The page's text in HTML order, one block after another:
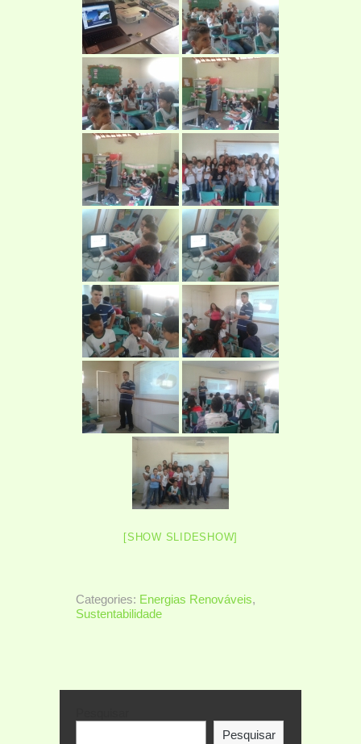
[SHOW SLIDESHOW]
Categories: Energias Renováveis,
Sustentabilidade
Pesquisar